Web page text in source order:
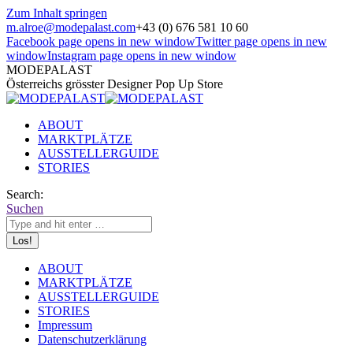
Zum Inhalt springen
m.alroe@modepalast.com+43 (0) 676 581 10 60
Facebook page opens in new windowTwitter page opens in new
windowInstagram page opens in new window
MODEPALAST
Österreichs grösster Designer Pop Up Store
ABOUT
MARKTPLÄTZE
AUSSTELLERGUIDE
STORIES
Search:
Suchen
ABOUT
MARKTPLÄTZE
AUSSTELLERGUIDE
STORIES
Impressum
Datenschutzerklärung